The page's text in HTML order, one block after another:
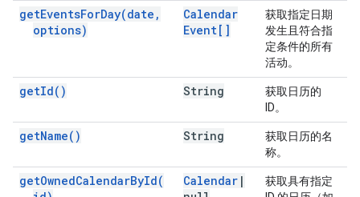
getEventsForDay(date ,
options)
Calendar
Event[]
获取指定日期
发生且符合指
定条件的所有
活动。
getId( ) String
获取日历的
ID。
getName( ) String
获取日历的名
称。
getOwnedCalendarById(
Calendar |
获取具有指定